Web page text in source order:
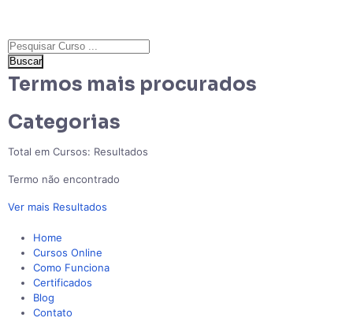
Buscar
Termos mais procurados
Categorias
Total em Cursos: Resultados
Termo não encontrado
Ver mais Resultados
Home
Cursos Online
Como Funciona
Certificados
Blog
Contato